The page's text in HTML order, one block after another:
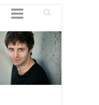
Suchen